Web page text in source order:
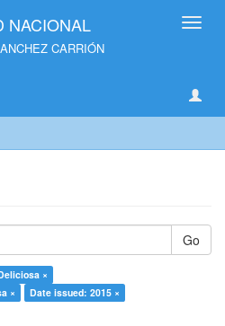
NACIONAL
CARRIÓN
Go
×
×
Date issued: 2015 ×